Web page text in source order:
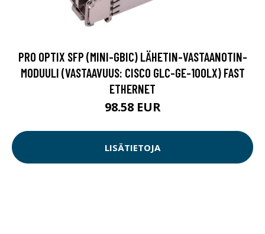
PRO OPTIX SFP (MINI-GBIC) LÄHETIN-VASTAANOTIN-
MODUULI (VASTAAVUUS: CISCO GLC-GE-100LX) FAST
ETHERNET
98.58 EUR
LISÄTIETOJA